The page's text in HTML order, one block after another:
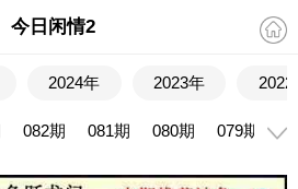
今日闲情2
2024年 2023年 2022
082期 081期 080期 079期